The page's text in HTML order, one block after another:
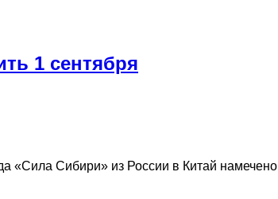
1 сентября
«Сила Сибири» из России в Китай намечено